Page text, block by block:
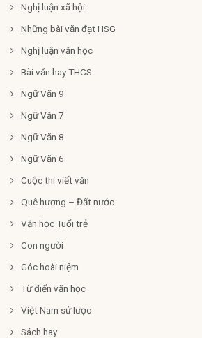
Nghị luận xã hội
Những bài văn đạt HSG
Nghị luận văn học
Bài văn hay THCS
Ngữ Văn 9
Ngữ Văn 7
Ngữ Văn 8
Ngữ Văn 6
Cuộc thi viết văn
Quê hương – Đất nước
Văn học Tuổi trẻ
Con người
Góc hoài niệm
Từ điển văn học
Việt Nam sử lược
Sách hay